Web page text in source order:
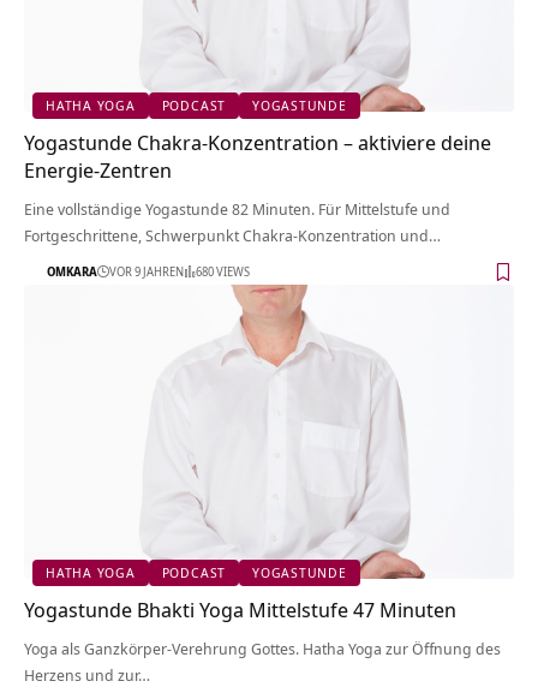
HATHA YOGA PODCAST YOGASTUNDE
Yogastunde Chakra-Konzentration – aktiviere deine
Energie-Zentren
Eine vollständige Yogastunde 82 Minuten. Für Mittelstufe und
Fortgeschrittene, Schwerpunkt Chakra-Konzentration und…
OMKARA VOR 9 JAHREN 680 VIEWS
HATHA YOGA PODCAST YOGASTUNDE
Yogastunde Bhakti Yoga Mittelstufe 47 Minuten
Yoga als Ganzkörper-Verehrung Gottes. Hatha Yoga zur Öffnung des
Herzens und zur…